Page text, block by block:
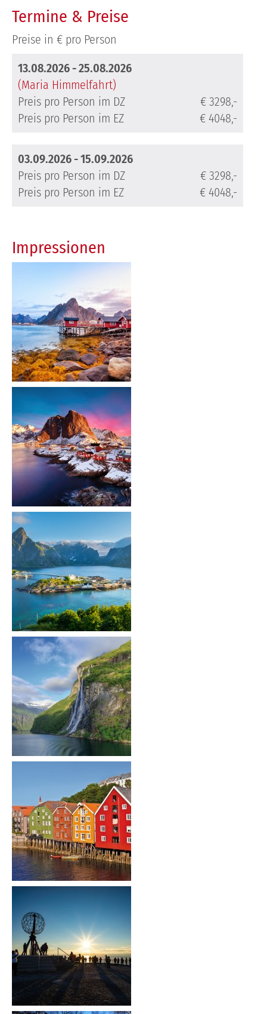
Termine & Preise
Preise in € pro Person
13.08.2026 - 25.08.2026
(Maria Himmelfahrt)
Preis pro Person im DZ
€ 3298,-
Preis pro Person im EZ
€ 4048,-
03.09.2026 - 15.09.2026
Preis pro Person im DZ
€ 3298,-
Preis pro Person im EZ
€ 4048,-
Impressionen